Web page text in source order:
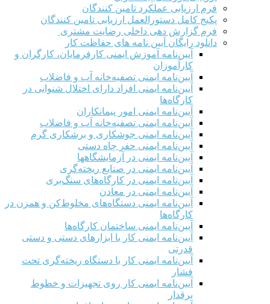
فرم ارزيابی عملکرد تامین کنندگان
پکیج کامل دستورالعمل ارزیابی تامین کنندگان
فرم گزارش دهی داخلی رضایت مشتری
دانلود رایگان آیین نامه های حفاظت کار
آیین‌نامه آموزش ایمنی کارفرمایان، کارگران و
کارآموزان
آیین‌نامه ایمنی تصفیه‌خانه آب و فاضلاب
آیین‌نامه ایمنی افراد دارای اختلال شنوایی در
کارگاه‌ها
آیین‌نامه ایمنی امور پیمانکاران
آیین‌نامه ایمنی تصفیه‌خانه آب و فاضلاب
آیین‌نامه ایمنی جوشکاری و برشکاری گرم
آیین‌نامه ایمنی حفر چاه دستی
آیین‌نامه ایمنی در آزمایشگاهها
آیین‌نامه ایمنی در صنایع ریخته‌گری
آیین‌نامه ایمنی در کارگاه‌های سنگ‌بری
آیین‌نامه ایمنی در معادن
آیین‌نامه ایمنی دستگاه‌های مخلوط‌کن و همزن در
کارگاه‌ها
آیین‌نامه ایمنی ساختمان کارگاه‌ها
آیین‌نامه ایمنی کار با ابزارهای دستی و دستی
قدرتی
آیین‌نامه ایمنی کار با دستگاه ریخته‌گری تحت
فشار
آیین‌نامه ایمنی کار روی تجهیزات و خطوط
برقدار